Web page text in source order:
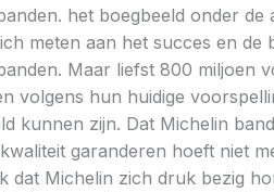
het boegbeeld onder de
meten aan het succes en de
Maar liefst 800 miljoen
volgens hun huidige
kunnen zijn. Dat Michelin
garanderen hoeft niet
dat Michelin zich druk bezig